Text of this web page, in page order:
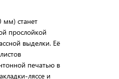
станет
прослойкой
выделки. Её
печатью в
ляссе и